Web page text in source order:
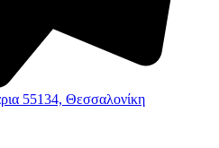
55134, Θεσσαλονίκη